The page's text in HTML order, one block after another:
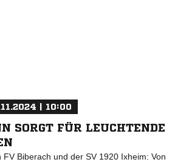
| 10:00
SORGT FÜR LEUCHTENDE
FV Biberach und der SV 1920 Ixheim: Von